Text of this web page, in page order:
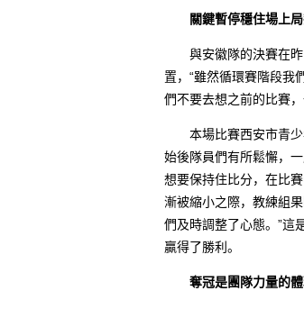
關鍵暫停穩住場上局
與安徽隊的決賽在昨
置，“雖然循環賽階段我
們不要去想之前的比賽，
本場比賽西安市青少
始後隊員們有所鬆懈，
想要保持住比分，在比
漸被縮小之際，教練組
們及時調整了心態。”這
贏得了勝利。
奪冠是團隊力量的體